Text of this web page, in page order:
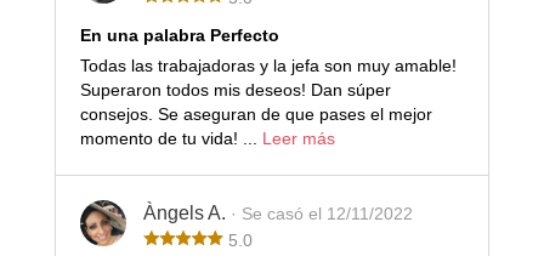
En una palabra Perfecto
Todas las trabajadoras y la jefa son muy amable!
Superaron todos mis deseos! Dan súper
consejos. Se aseguran de que pases el mejor
momento de tu vida! ... Leer más
Àngels A. · Se casó el 12/11/2022
5.0